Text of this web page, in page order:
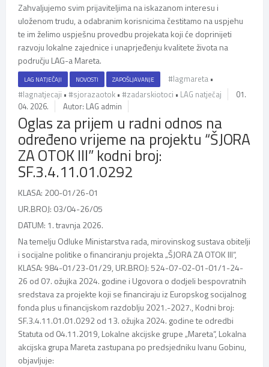
Zahvaljujemo svim prijaviteljima na iskazanom interesu i
uloženom trudu, a odabranim korisnicima čestitamo na uspjehu
te im želimo uspješnu provedbu projekata koji će doprinijeti
razvoju lokalne zajednice i unaprjeđenju kvalitete života na
području LAG-a Mareta.
LAG NATJEČAJI NOVOSTI ZAPOŠLJAVANJE #lagmareta •
#lagnatjecaji • #sjorazaotok • #zadarskiotoci • LAG natječaj
01.
04. 2026.
Autor: LAG admin
Oglas za prijem u radni odnos na
određeno vrijeme na projektu “ŠJORA
ZA OTOK III” kodni broj:
SF.3.4.11.01.0292
KLASA: 200-01/26-01
UR.BROJ: 03/04-26/05
DATUM: 1. travnja 2026.
Na temelju Odluke Ministarstva rada, mirovinskog sustava obitelji
i socijalne politike o financiranju projekta „ŠJORA ZA OTOK III“,
KLASA: 984-01/23-01/29, UR.BROJ: 524-07-02-01-01/1-24-
26 od 07. ožujka 2024. godine i Ugovora o dodjeli bespovratnih
sredstava za projekte koji se financiraju iz Europskog socijalnog
fonda plus u financijskom razdoblju 2021.-2027., Kodni broj:
SF.3.4.11.01.01.0292 od 13. ožujka 2024. godine te odredbi
Statuta od 04.11.2019, Lokalne akcijske grupe „Mareta“, Lokalna
akcijska grupa Mareta zastupana po predsjedniku Ivanu Gobinu,
objavljuje: